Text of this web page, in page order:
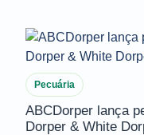
Pecuária
ABCDorper lança
Dorper & White